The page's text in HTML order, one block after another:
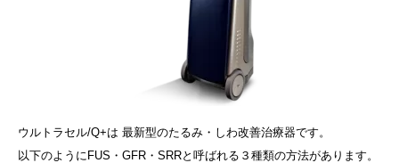
ウルトラセル/Q+は 最新型のたるみ・しわ改善治療器です。
以下のようにFUS・GFR・SRRと呼ばれる３種類の方法があります。